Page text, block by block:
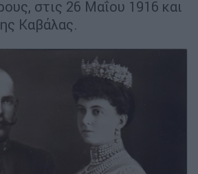
στις 26 Μαΐου 1916 και
Καβάλας.